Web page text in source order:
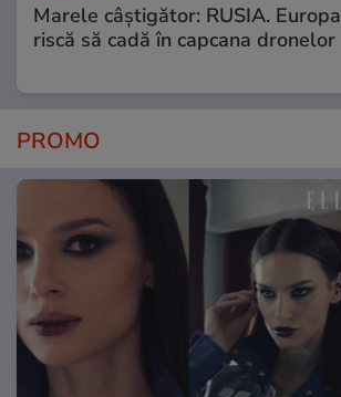
Marele câștigător: RUSIA. Europa
riscă să cadă în capcana dronelor
PROMO